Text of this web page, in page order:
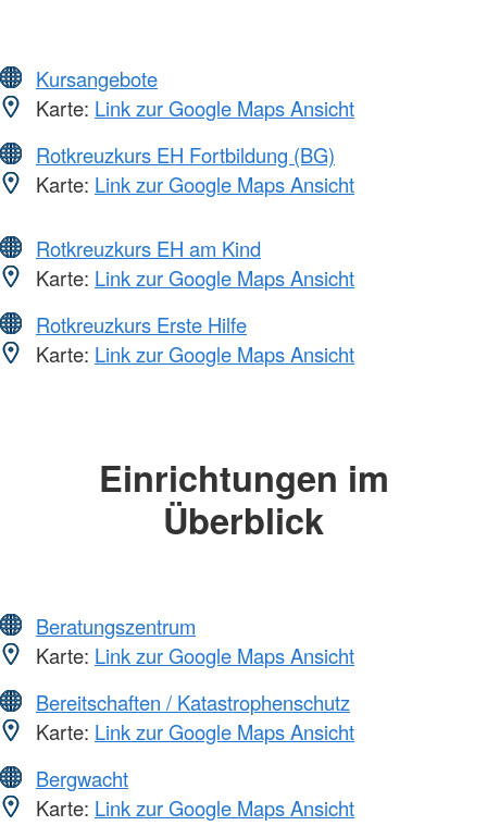
Kursangebote
Karte: Link zur Google Maps Ansicht
Rotkreuzkurs EH Fortbildung (BG)
Karte: Link zur Google Maps Ansicht
Rotkreuzkurs EH am Kind
Karte: Link zur Google Maps Ansicht
Rotkreuzkurs Erste Hilfe
Karte: Link zur Google Maps Ansicht
Einrichtungen im
Überblick
Beratungszentrum
Karte: Link zur Google Maps Ansicht
Bereitschaften / Katastrophenschutz
Karte: Link zur Google Maps Ansicht
Bergwacht
Karte: Link zur Google Maps Ansicht